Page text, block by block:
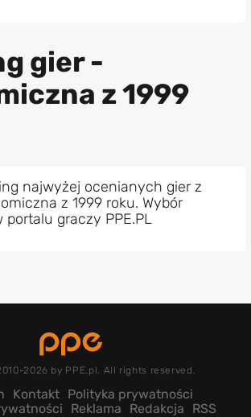
gier -
z 1999
najwyżej ocenianych gier z
z 1999 roku. Wybór
graczy PPE.PL
2026 by PPE.pl. All rights reserved.
Kontakt Polityka prywatności
Reklama Redakcja RSS